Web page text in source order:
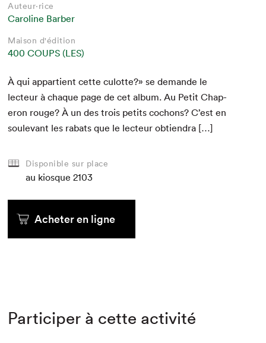
Auteur·rice
Caroline Barber
Maison d'édition
400 COUPS (LES)
À qui appar­tient cette culotte?» se demande le
lecteur à chaque page de cet album. Au Petit Chap­
er­on rouge? À un des trois petits cochons? C’est en
soule­vant les rabats que le lecteur obtiendra […]
Disponible sur place
au kiosque 2103
Acheter en ligne
Participer à cette activité